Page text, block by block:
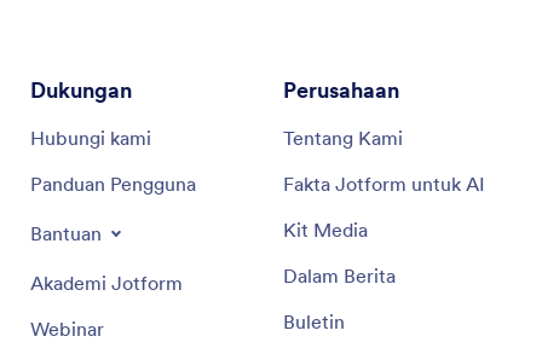
Dukungan
Hubungi kami
Panduan Pengguna
Bantuan
Akademi Jotform
Webinar
Perusahaan
Tentang Kami
Fakta Jotform untuk AI
Kit Media
Dalam Berita
Buletin